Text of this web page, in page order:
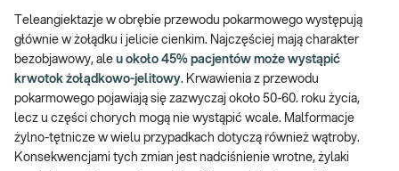
Teleangiektazje w obrębie przewodu pokarmowego występują
głównie w żołądku i jelicie cienkim. Najczęściej mają charakter
bezobjawowy, ale u około 45% pacjentów może wystąpić
krwotok żołądkowo-jelitowy. Krwawienia z przewodu
pokarmowego pojawiają się zazwyczaj około 50-60. roku życia,
lecz u części chorych mogą nie wystąpić wcale. Malformacje
żylno-tętnicze w wielu przypadkach dotyczą również wątroby.
Konsekwencjami tych zmian jest nadciśnienie wrotne, żylaki